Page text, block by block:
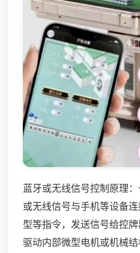
蓝牙或无线信号控制原理
或无线信号与手机等设备
型等指令，发送信号给控
驱动内部微型电机或机械